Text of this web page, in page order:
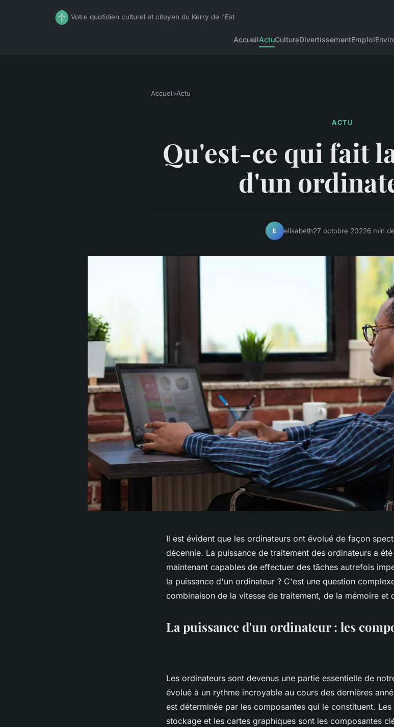
Votre quotidien culturel et citoyen du Kerry de l'Est
AccueilActuCultureDivertissementEmploi
Accueil›Actu
ACTU
Qu'est-ce qui fait
d'un
E elisabeth27 octobre 20226 min
Il est évident que les ordinateurs ont évolué de façon
décennie. La puissance de traitement des ordinateurs a
maintenant capables de effectuer des tâches autrefois
la puissance d'un ordinateur ? C'est une question
combinaison de la vitesse de traitement, de la mémoire et
La puissance d'un ordinateur : les
Les ordinateurs sont devenus une partie essentielle de
évolué à un rythme incroyable au cours des dernières
est déterminée par les composantes qui le constituent.
stockage et les cartes graphiques sont les composantes